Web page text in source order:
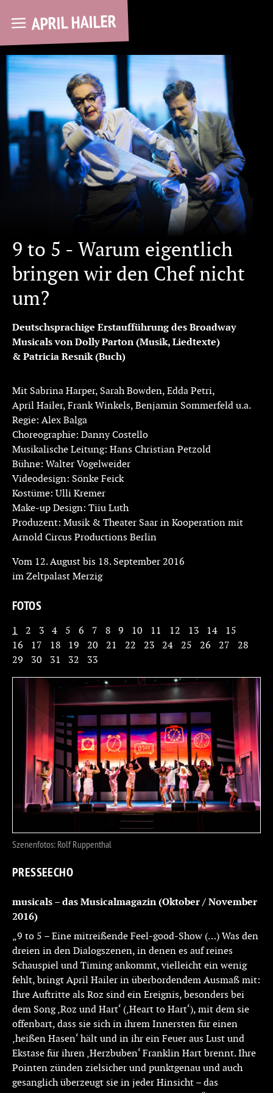
APRIL HAILER
9 to 5 - Warum eigentlich
bringen wir den Chef nicht
um?
Deutschsprachige Erstaufführung des Broadway
Musicals von Dolly Parton (Musik, Liedtexte)
& Patricia Resnik (Buch)
Mit Sabrina Harper, Sarah Bowden, Edda Petri,
April Hailer, Frank Winkels, Benjamin Sommerfeld u.a.
Regie: Alex Balga
Choreographie: Danny Costello
Musikalische Leitung: Hans Christian Petzold
Bühne: Walter Vogelweider
Videodesign: Sönke Feick
Kostüme: Ulli Kremer
Make-up Design: Tiiu Luth
Produzent: Musik & Theater Saar in Kooperation mit
Arnold Circus Productions Berlin
Vom 12. August bis 18. September 2016
im Zeltpalast Merzig
FOTOS
1 2 3 4 5 6 7 8 9 10 11 12 13 14
15
16
17 18 19 20 21 22 23 24 25 26 27
28
29
30 31 32 33
Szenenfotos: Rolf Ruppenthal
PRESSEECHO
musicals – das Musicalmagazin(Oktober / November
2016)
„9 to 5 – Eine mitreißende Feel-good-Show (…) Was den
dreien in den Dialogszenen, in denen es auf reines
Schauspiel und Timing ankommt, vielleicht ein wenig
fehlt, bringt April Hailer in überbordendem Ausmaß mit:
Ihre Auftritte als Roz sind ein Ereignis, besonders bei
dem Song ‚Roz und Hart‘ (‚Heart to Hart‘), mit dem sie
offenbart, dass sie sich in ihrem Innersten für einen
‚heißen Hasen‘ hält und in ihr ein Feuer aus Lust und
Ekstase für ihren ‚Herzbuben‘ Franklin Hart brennt. Ihre
Pointen zünden zielsicher und punktgenau und auch
gesanglich überzeugt sie in jeder Hinsicht – das